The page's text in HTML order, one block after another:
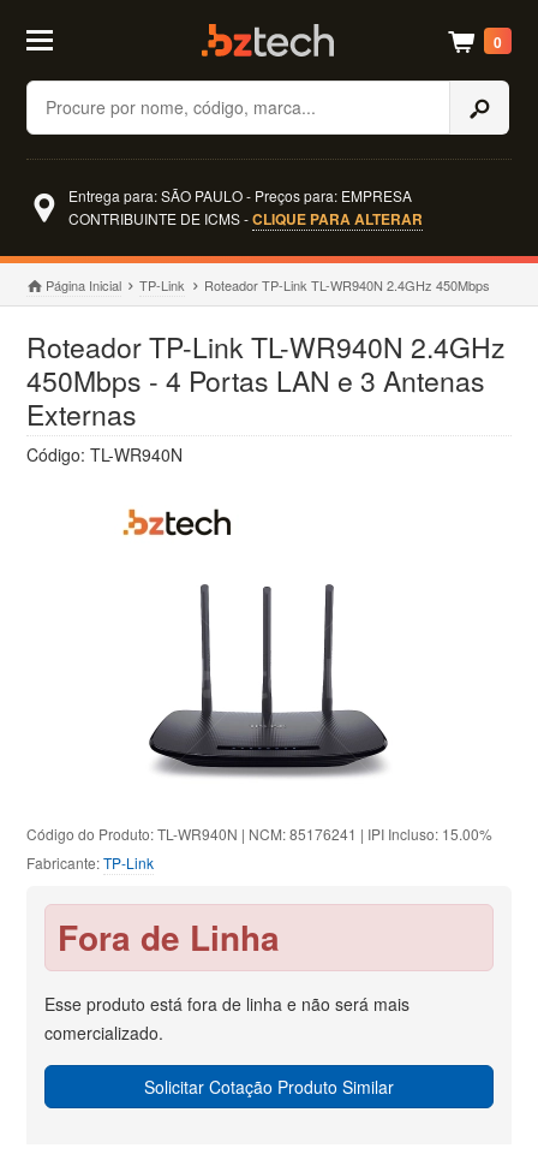
Buscar
0
Entrega para: SÃO PAULO - Preços para: EMPRESA
CONTRIBUINTE DE ICMS -CLIQUE PARA ALTERAR
Página Inicial TP-Link Roteador TP-Link TL-WR940N 2.4GHz 450Mbps
Roteador TP-Link TL-WR940N 2.4GHz
450Mbps - 4 Portas LAN e 3 Antenas
Externas
Código: TL-WR940N
Código do Produto: TL-WR940N | NCM: 85176241 | IPI Incluso: 15.00%
Fabricante:TP-Link
Fora de Linha
Esse produto está fora de linha e não será mais
comercializado.
Solicitar Cotação Produto Similar